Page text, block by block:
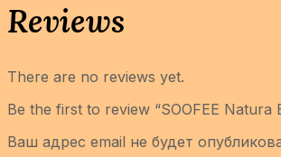
Reviews
There are no reviews yet.
Be the first to review “SOOFEE
Ваш адрес email не будет